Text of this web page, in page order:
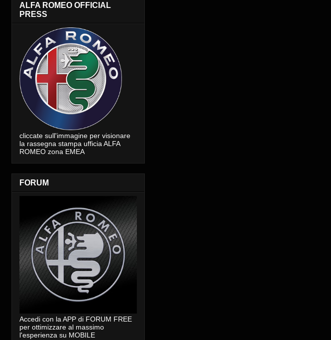
ALFA ROMEO OFFICIAL
PRESS
cliccate sull'immagine per visionare
la rassegna stampa ufficia ALFA
ROMEO zona EMEA
FORUM
Accedi con la APP di FORUM FREE
per ottimizzare al massimo
l'esperienza su MOBILE